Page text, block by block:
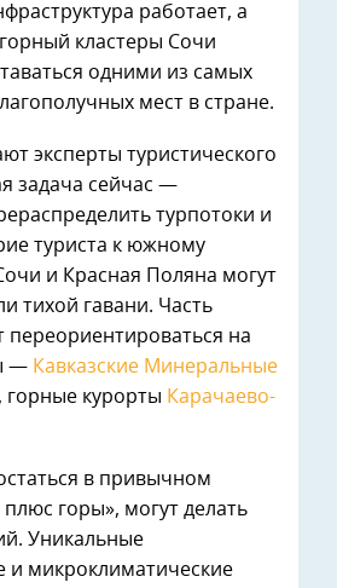
работает, а
кластеры Сочи
одними из самых
мест в стране.
эксперты туристического
задача сейчас —
турпотоки и
туриста к южному
и Красная Поляна могут
тихой гавани. Часть
переориентироваться на
— Кавказские Минеральные
, горные курорты Карачаево-
в привычном
горы», могут делать
Уникальные
и микроклиматические